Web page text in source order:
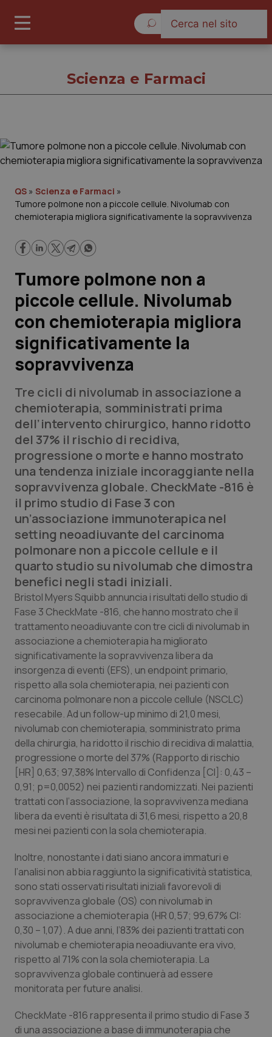
Governo e Parlamento
Regioni e Asl
Lavoro e Professioni
Scienza e Farmaci
Studi e Analisi
Lettere al direttore
Edizioni Regionali
QS Pro
Professionisti Sanitari.AI
Abruzzo
Basilicata
Calabria
Campania
Emilia-Romagna
Friuli Venezia Giulia
Lazio
Liguria
Lombardia
Marche
Molise
Piemonte
Provincia Autonoma di Bolzano
Provincia Autonoma di Trento
Puglia
Sardegna
Sicilia
Toscana
QS Pro Gold
Artrite & artrosi
Asma & BPCO
Car-T
Colesterolo & coronaropatie
Dermatite Atopica
Diabete & glucometri
Disturbi dell’umore
Dolore
Donna & Salute
Epatiti
HIV
Infezioni & Febbre
Ipertensione & Scompenso
Malattie rare
Malattia di Crohn & Rettocolite Ulcerosa
Neuroscienze & patologie neurodegenerative
Obesità
QS Club Newsletter
Scienza e Farmaci
QS » Scienza e Farmaci »
Tumore polmone non a piccole cellule. Nivolumab con
chemioterapia migliora significativamente la sopravvivenza
Tumore polmone non a
piccole cellule. Nivolumab
con chemioterapia migliora
significativamente la
sopravvivenza
Tre cicli di nivolumab in associazione a
chemioterapia, somministrati prima
dell’intervento chirurgico, hanno ridotto
del 37% il rischio di recidiva,
progressione o morte e hanno mostrato
una tendenza iniziale incoraggiante nella
sopravvivenza globale. CheckMate -816 è
il primo studio di Fase 3 con
un’associazione immunoterapica nel
setting neoadiuvante del carcinoma
polmonare non a piccole cellule e il
quarto studio su nivolumab che dimostra
benefici negli stadi iniziali.
Bristol Myers Squibb annuncia i risultati dello studio di
Fase 3 CheckMate -816, che hanno mostrato che il
trattamento neoadiuvante con tre cicli di nivolumab in
associazione a chemioterapia ha migliorato
significativamente la sopravvivenza libera da
insorgenza di eventi (EFS), un endpoint primario,
rispetto alla sola chemioterapia, nei pazienti con
carcinoma polmonare non a piccole cellule (NSCLC)
resecabile. Ad un follow-up minimo di 21,0 mesi,
nivolumab con chemioterapia, somministrato prima
della chirurgia, ha ridotto il rischio di recidiva di malattia,
progressione o morte del 37% (Rapporto di rischio
[HR] 0,63; 97,38% Intervallo di Confidenza [CI]: 0,43 –
0,91; p=0,0052) nei pazienti randomizzati. Nei pazienti
trattati con l’associazione, la sopravvivenza mediana
libera da eventi è risultata di 31,6 mesi, rispetto a 20,8
mesi nei pazienti con la sola chemioterapia.
Inoltre, nonostante i dati siano ancora immaturi e
l’analisi non abbia raggiunto la significatività statistica,
sono stati osservati risultati iniziali favorevoli di
sopravvivenza globale (OS) con nivolumab in
associazione a chemioterapia (HR 0,57; 99,67% CI:
0,30 – 1,07). A due anni, l’83% dei pazienti trattati con
nivolumab e chemioterapia neoadiuvante era vivo,
rispetto al 71% con la sola chemioterapia. La
sopravvivenza globale continuerà ad essere
monitorata per future analisi.
CheckMate -816 rappresenta il primo studio di Fase 3
di una associazione a base di immunoterapia che